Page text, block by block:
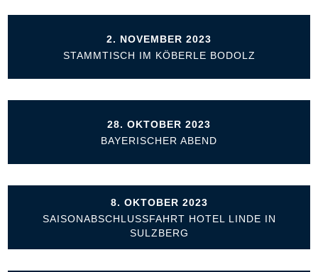
2. NOVEMBER 2023
STAMMTISCH IM KÖBERLE BODOLZ
28. OKTOBER 2023
BAYERISCHER ABEND
8. OKTOBER 2023
SAISONABSCHLUSSFAHRT HOTEL LINDE IN
SULZBERG